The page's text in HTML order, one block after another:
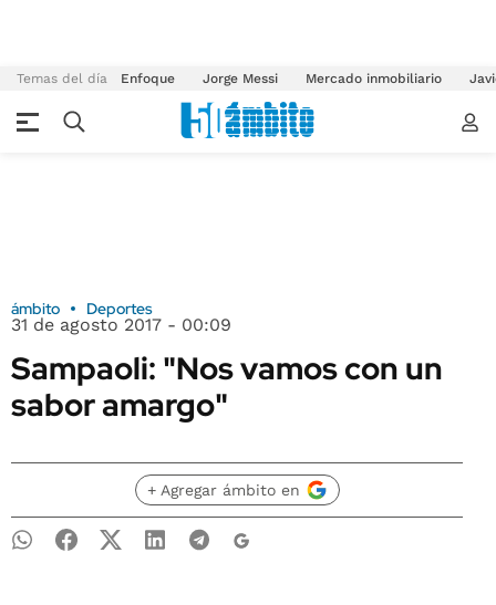
Temas del día Enfoque Jorge Messi Mercado inmobiliario
ámbito Deportes
31 de agosto 2017 - 00:09
Sampaoli: "Nos vamos con un
sabor amargo"
+ Agregar ámbito en